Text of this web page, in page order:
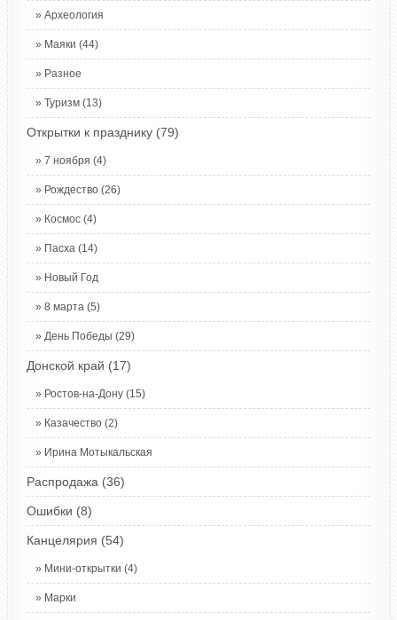
Археология
Маяки (44)
Разное
Туризм (13)
Открытки к празднику (79)
7 ноября (4)
Рождество (26)
Космос (4)
Пасха (14)
Новый Год
8 марта (5)
День Победы (29)
Донской край (17)
Ростов-на-Дону (15)
Казачество (2)
Ирина Мотыкальская
Распродажа (36)
Ошибки (8)
Канцелярия (54)
Мини-открытки (4)
Марки